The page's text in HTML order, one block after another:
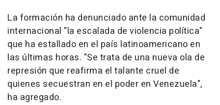
La formación ha denunciado ante la comunidad
internacional "la escalada de violencia política"
que ha estallado en el país latinoamericano en
las últimas horas. "Se trata de una nueva ola de
represión que reafirma el talante cruel de
quienes secuestran en el poder en Venezuela",
ha agregado.